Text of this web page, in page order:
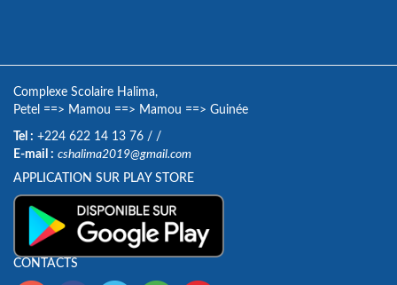
Complexe Scolaire Halima,
Petel ==> Mamou ==> Mamou ==> Guinée
Tel : +224 622 14 13 76 / /
E-mail : cshalima2019@gmail.com
APPLICATION SUR PLAY STORE
CONTACTS